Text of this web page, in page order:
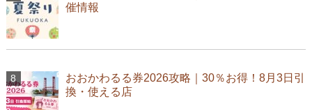
催情報
おおかわるる券2026攻略｜30％お得！8月3日引
換・使える店